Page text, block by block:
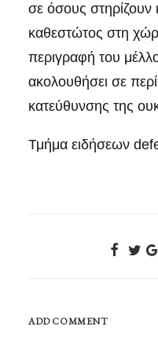
σε όσους
καθεστώτος στη
περιγραφή του
ακολουθήσει σε
κατεύθυνσης της
Τμήμα ειδήσεων
ADD COMMENT